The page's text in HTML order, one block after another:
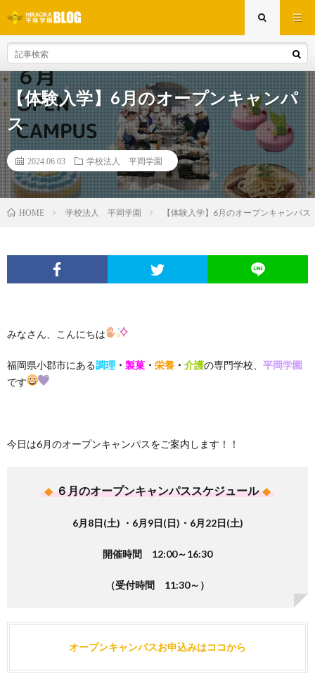
【体験入学】6月のオープンキャンパ
ス
2024.06.03 学校法人 平岡学園
HOME 学校法人 平岡学園 【体験入学】6月のオープンキャンパス
みなさん、こんにちは
福岡県小郡市にある調理 ・ 製菓 ・ 栄養 ・ 介護の専門学校、 平岡学園
です
今日は6月のオープンキャンパスをご案内します！！
６月のオープンキャンパススケジュール
6月8日(土) ・6月9日(日)・6月22日(土)
開催時間 12:00～16:30
（受付時間 11:30～）
オープンキャンパスお申込みはココから